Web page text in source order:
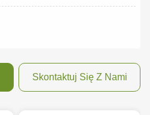
Skontaktuj Się Z Nami